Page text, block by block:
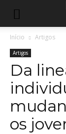
Início Artigos
Artigos
Da
os